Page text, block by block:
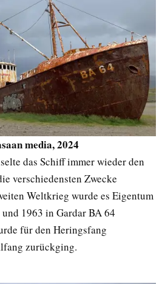
media, 2024
das Schiff immer wieder den
verschiedensten Zwecke
Weltkrieg wurde es Eigentum
1963 in Gardar BA 64
für den Heringsfang
zurückging.